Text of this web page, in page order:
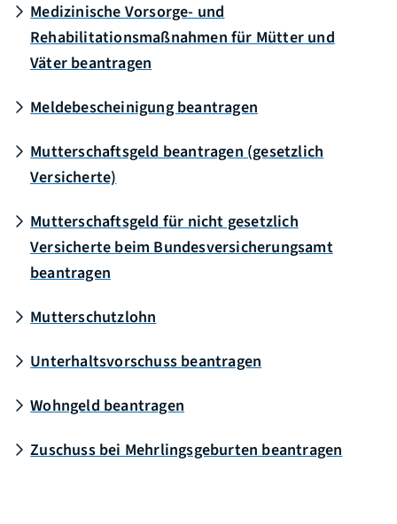
Medizinische Vorsorge- und
Rehabilitationsmaßnahmen für Mütter und
Väter beantragen
Meldebescheinigung beantragen
Mutterschaftsgeld beantragen (gesetzlich
Versicherte)
Mutterschaftsgeld für nicht gesetzlich
Versicherte beim Bundesversicherungsamt
beantragen
Mutterschutzlohn
Unterhaltsvorschuss beantragen
Wohngeld beantragen
Zuschuss bei Mehrlingsgeburten beantragen